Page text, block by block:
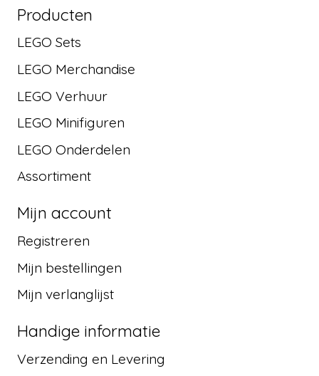
Producten
LEGO Sets
LEGO Merchandise
LEGO Verhuur
LEGO Minifiguren
LEGO Onderdelen
Assortiment
Mijn account
Registreren
Mijn bestellingen
Mijn verlanglijst
Handige informatie
Verzending en Levering